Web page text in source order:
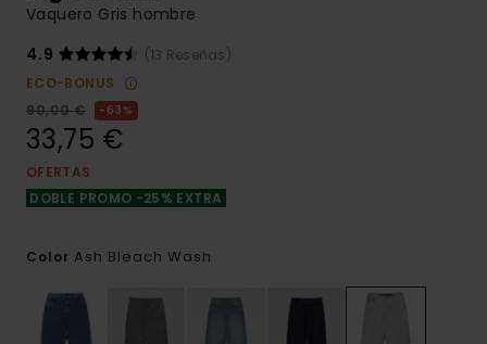
Vaquero Gris hombre
4.9
(13 Reseñas)
ECO-BONUS
90,00 €
63%
33,75 €
OFERTAS
DOBLE PROMO -25% EXTRA
Color Ash Bleach Wash